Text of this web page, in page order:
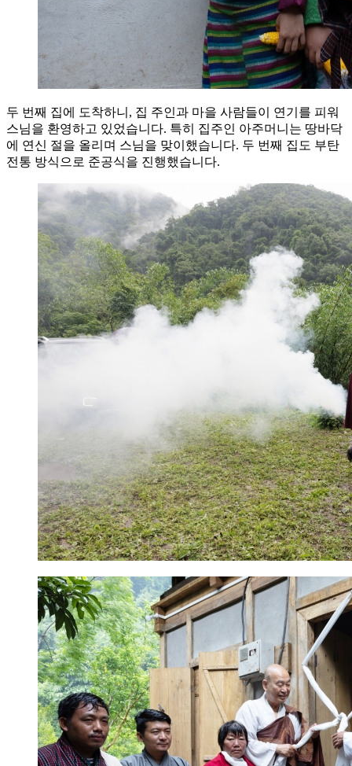
두 번째 집에 도착하니, 집 주인과 마을 사람들이 연기를 피워
스님을 환영하고 있었습니다. 특히 집주인 아주머니는 땅바닥
에 연신 절을 올리며 스님을 맞이했습니다. 두 번째 집도 부탄
전통 방식으로 준공식을 진행했습니다.